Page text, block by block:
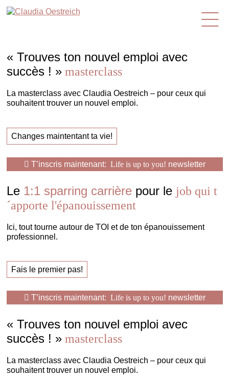
fr
« Trouves ton nouvel emploi avec
succès ! »masterclass
La masterclass avec Claudia Oestreich – pour ceux qui
souhaitent trouver un nouvel emploi.
Changes maintentant ta vie!
T’inscris maintenant: Life is up to you! newsletter
Le 1:1 sparring carrièrepour le job qui t
´apporte l'épanouissement
Ici, tout tourne autour de TOI et de ton épanouissement
professionnel.
Fais le premier pas!
T’inscris maintenant: Life is up to you! newsletter
« Trouves ton nouvel emploi avec
succès ! »masterclass
La masterclass avec Claudia Oestreich – pour ceux qui
souhaitent trouver un nouvel emploi.